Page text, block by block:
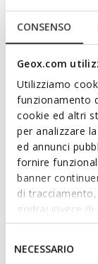
CONSENSO
Geox.com
Utilizziamo
funzionamento
cookie ed altri
per analizzare
ed annunci
fornire
banner
di tracciamento,
godrai invece
base dei tuoi
altri strumenti
NECESSARIO
Description
Women’s
a casual-chic
crafted from
comfortable,
looks.
ITEM CODE:
Features
Quick and
Thickness
Lace and